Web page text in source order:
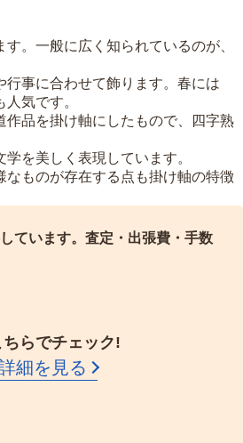
。一般に広く知られているのが、
事に合わせて飾ります。春には
気です。
作品を掛け軸にしたもので、四字熟
を美しく表現しています。
ものが存在する点も掛け軸の特徴
ています。 査定・出張費・手数
らでチェック!
細を見る